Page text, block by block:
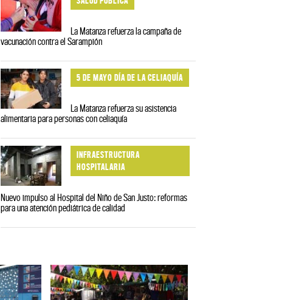
La Matanza refuerza la campaña de
vacunación contra el Sarampión
5 DE MAYO DÍA DE LA CELIAQUÍA
La Matanza refuerza su asistencia
alimentaria para personas con celiaquía
INFRAESTRUCTURA
HOSPITALARIA
Nuevo impulso al Hospital del Niño de San Justo: reformas
para una atención pediátrica de calidad